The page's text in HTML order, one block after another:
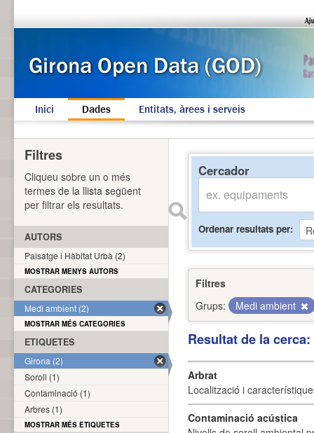
Inici Dades Entitats, àrees i serveis
Cercador
Ordenar resultats per
Filtres
Grups:
Medi ambient
Resultat de la
Arbrat
Localització i
Contaminació acústica
Filtres
Cliqueu sobre un o més
termes de la llista següent
per filtrar els resultats.
AUTORS
Paisatge i Hàbitat Urbà (2)
MOSTRAR MENYS AUTORS
CATEGORIES
Medi ambient (2)
MOSTRAR MÉS CATEGORIES
ETIQUETES
Girona (2)
Soroll (1)
Contaminació (1)
Arbres (1)
MOSTRAR MÉS ETIQUETES